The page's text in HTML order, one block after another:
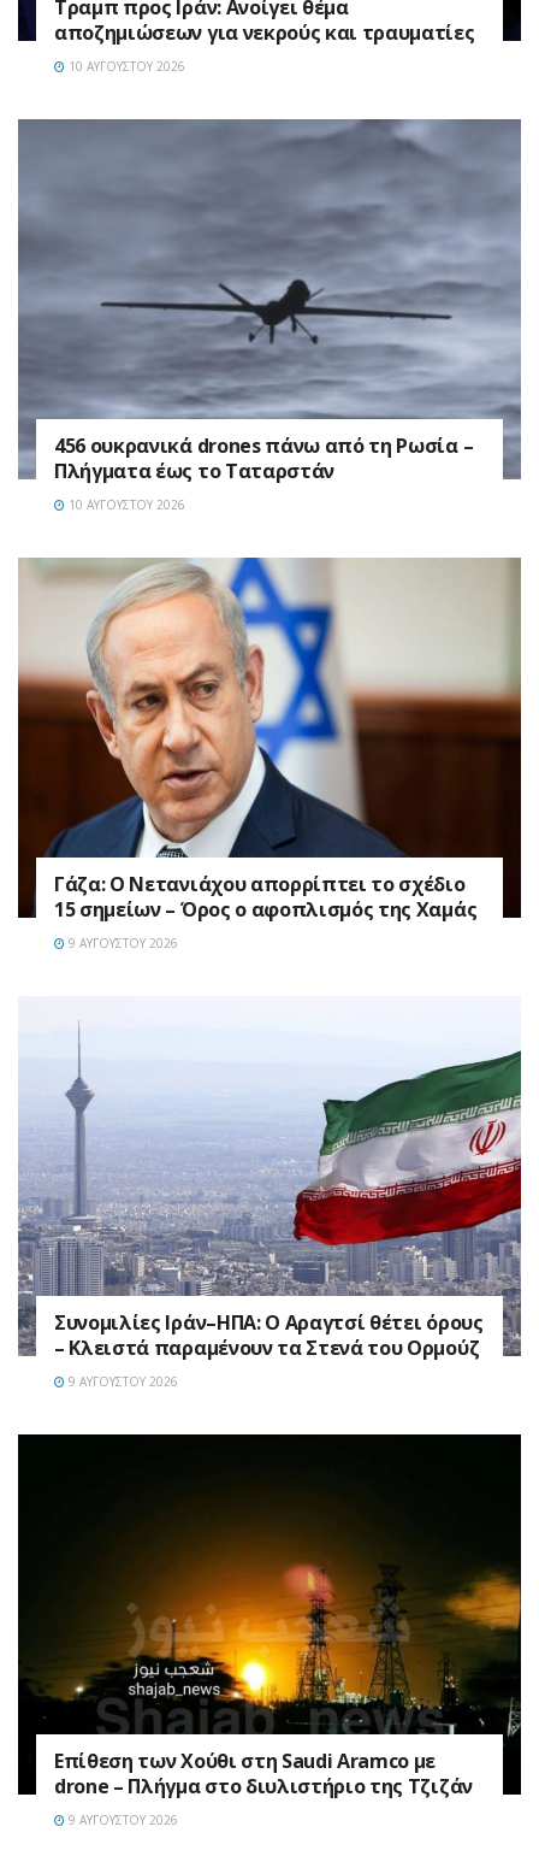
Τραμπ προς Ιράν: Ανοίγει θέμα
αποζημιώσεων για νεκρούς και τραυματίες
10 ΑΥΓΟΎΣΤΟΥ 2026
456 ουκρανικά drones πάνω από τη Ρωσία –
Πλήγματα έως το Ταταρστάν
10 ΑΥΓΟΎΣΤΟΥ 2026
Γάζα: Ο Νετανιάχου απορρίπτει το σχέδιο
15 σημείων – Όρος ο αφοπλισμός της Χαμάς
9 ΑΥΓΟΎΣΤΟΥ 2026
Συνομιλίες Ιράν–ΗΠΑ: Ο Αραγτσί θέτει όρους
– Κλειστά παραμένουν τα Στενά του Ορμούζ
9 ΑΥΓΟΎΣΤΟΥ 2026
Επίθεση των Χούθι στη Saudi Aramco με
drone – Πλήγμα στο διυλιστήριο της Τζιζάν
9 ΑΥΓΟΎΣΤΟΥ 2026